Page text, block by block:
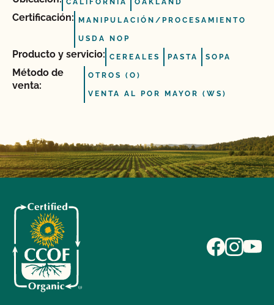
CALIFORNIA OAKLAND
Certificación: MANIPULACIÓN/PROCESAMIENTO
USDA NOP
Producto y servicio: CEREALES PASTA SOPA
Método de
venta:
OTROS (O)
VENTA AL POR MAYOR (WS)